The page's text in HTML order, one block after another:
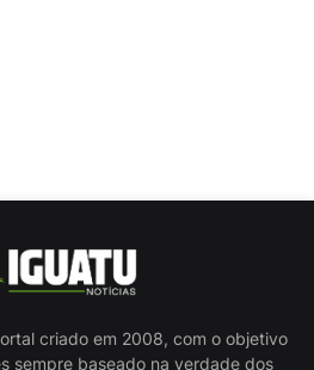
criado em 2008, com o objetivo
sempre baseado na verdade dos